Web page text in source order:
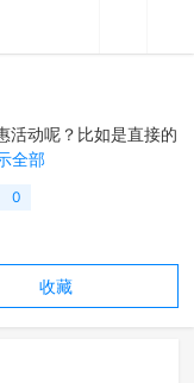
活动呢？比如是直接的
全部
0
收藏